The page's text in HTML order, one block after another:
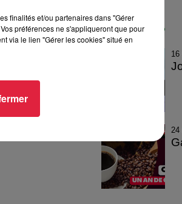
16
24
finalités et/ou partenaires dans "Gérer
préférences ne s'appliqueront que pour
via le lien "Gérer les cookies" situé en